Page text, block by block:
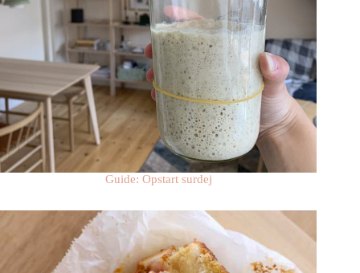
Guide: Opstart surdej